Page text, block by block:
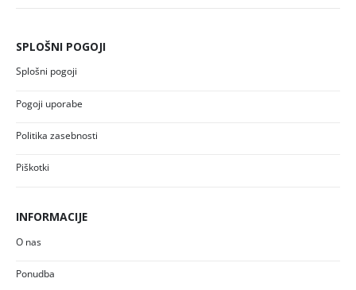
SPLOŠNI POGOJI
Splošni pogoji
Pogoji uporabe
Politika zasebnosti
Piškotki
INFORMACIJE
O nas
Ponudba